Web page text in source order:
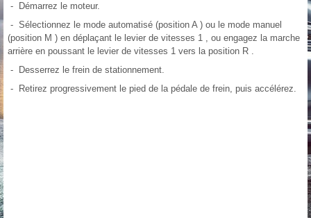
- Démarrez le moteur.
- Sélectionnez le mode automatisé (position A ) ou le mode manuel
(position M ) en déplaçant le levier de vitesses 1 , ou engagez la marche
arrière en poussant le levier de vitesses 1 vers la position R .
- Desserrez le frein de stationnement.
- Retirez progressivement le pied de la pédale de frein, puis accélérez.